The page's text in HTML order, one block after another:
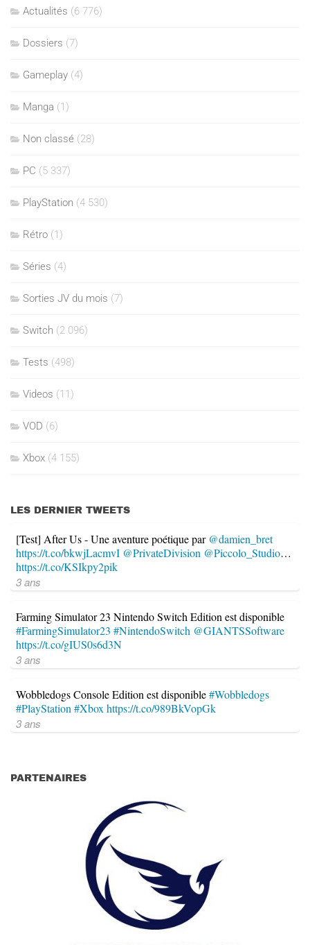
Actualités (6 776)
Dossiers (7)
Gameplay (4)
Manga (1)
Non classé (28)
PC (5 337)
PlayStation (4 530)
Rétro (1)
Séries (4)
Sorties JV du mois (7)
Switch (2 096)
Tests (498)
Videos (11)
VOD (6)
Xbox (4 155)
LES DERNIER TWEETS
[Test] After Us - Une aventure poétique par @damien_bret
https://t.co/bkwjLacmvI @PrivateDivision @Piccolo_Studio…
https://t.co/KSIkpy2pik
3 ans
Farming Simulator 23 Nintendo Switch Edition est disponible
#FarmingSimulator23 #NintendoSwitch @GIANTSSoftware
https://t.co/gIUS0s6d3N
3 ans
Wobbledogs Console Edition est disponible#Wobbledogs
#PlayStation #Xbox https://t.co/989BkVopGk
3 ans
PARTENAIRES